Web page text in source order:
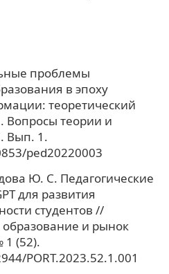
проблемы
в эпоху
теоретический
Вопросы теории и
Вып. 1.
ped20220003
Ю. С. Педагогические
для развития
студентов //
и рынок
1 (52).
PORT.2023.52.1.001